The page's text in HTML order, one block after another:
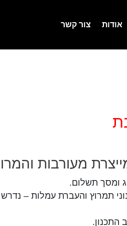
אודות צור קשר
מעורבות
ומסך תשלום.
תמרוץ והעברת עמלות – נדרש
התכנון.